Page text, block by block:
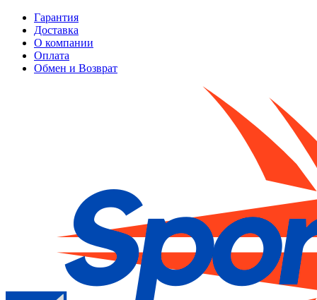
Гарантия
Доставка
О компании
Оплата
Обмен и Возврат